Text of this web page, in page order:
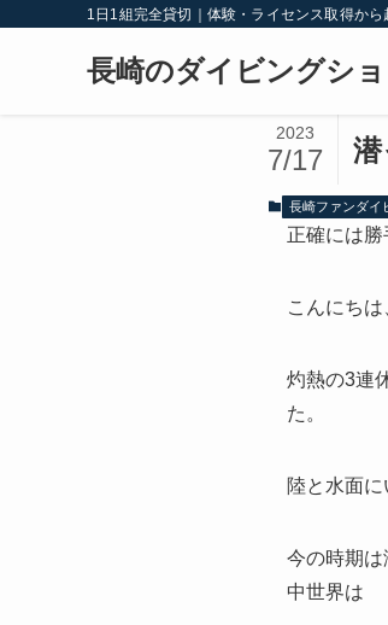
1日1組完全貸切｜体験・ライセンス取得か
長崎のダイビングシ
2023
7/17
長崎ファンダイ
正確には
こんにちは
灼熱の3連
た。
陸と水面
今の時期
中世界は